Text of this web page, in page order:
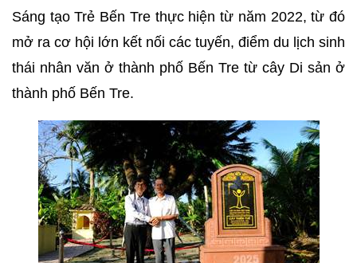
Sáng tạo Trẻ Bến Tre thực hiện từ năm 2022, từ đó
mở ra cơ hội lớn kết nối các tuyến, điểm du lịch sinh
thái nhân văn ở thành phố Bến Tre từ cây Di sản ở
thành phố Bến Tre.